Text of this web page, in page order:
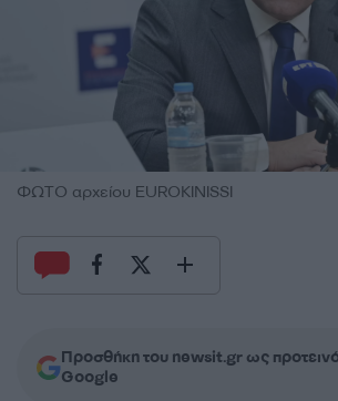
ΦΩΤΟ αρχείου EUROKINISSI
Προσθήκη του newsit.gr ως
Google